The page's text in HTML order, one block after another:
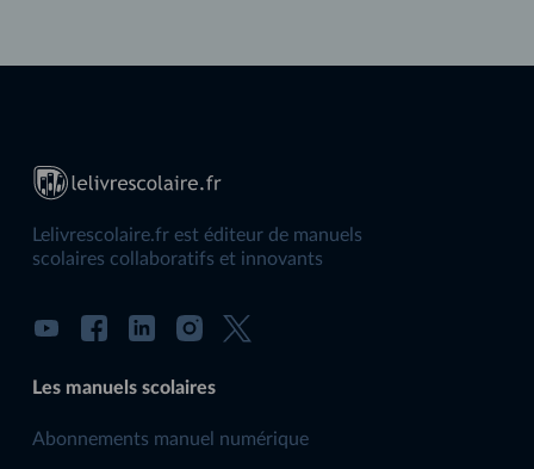
Lelivrescolaire.fr est éditeur de manuels
scolaires collaboratifs et innovants
Les manuels scolaires
Abonnements manuel numérique